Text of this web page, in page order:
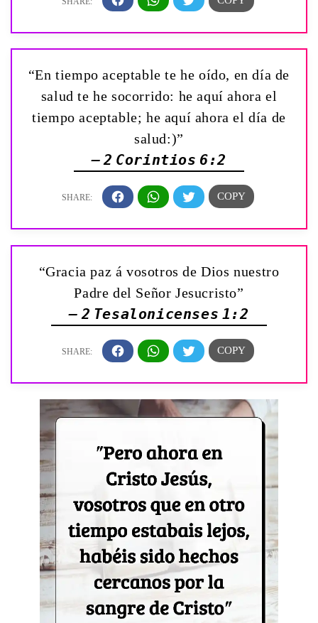
“En tiempo aceptable te he oído, en día de
salud te he socorrido: he aquí ahora el
tiempo aceptable; he aquí ahora el día de
salud:)”
— 2 Corintios 6:2
“Gracia paz á vosotros de Dios nuestro
Padre del Señor Jesucristo”
— 2 Tesalonicenses 1:2